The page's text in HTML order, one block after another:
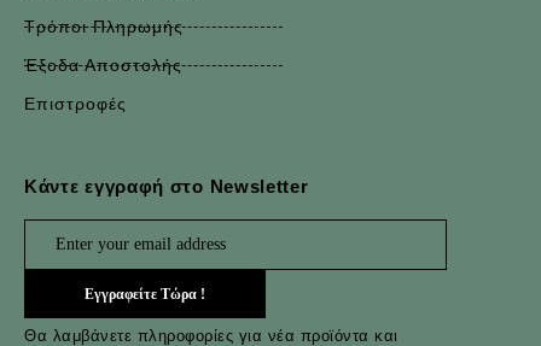
Τρόποι Πληρωμής
Έξοδα Αποστολής
Επιστροφές
Κάντε εγγραφή στο Newsletter
Θα λαμβάνετε πληροφορίες για νέα προϊόντα και